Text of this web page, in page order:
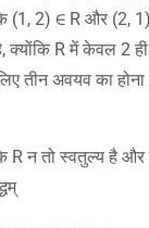
(1, 2) ∈ R और (2,
क्योंकि R में केवल 2
तीन अवयव का
R न तो स्वतुल्य है